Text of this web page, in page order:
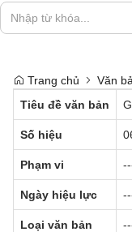
Trang chủ Văn
Tiêu đề văn bản
Số hiệu
Phạm vi
Ngày hiệu lực
Loại văn bản